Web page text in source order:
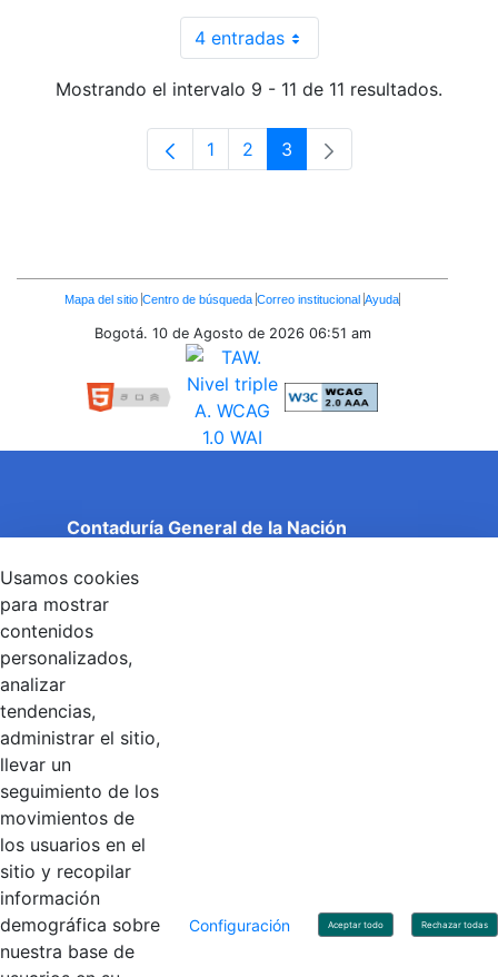
4 entradasPor página
Mostrando el intervalo 9 - 11 de 11 resultados.
Página
1 Página
2 Página
3
Enlaces
Inferiores
Mapa del sitio Centro de búsqueda Correo institucional Ayuda
Bogotá. 10 de Agosto de 2026 06:51 am
Contaduría General de la Nación
Entidad adscrita al Ministerio de Hacienda y Crédito
Público
Dirección: Calle 26 No 69 - 76, Edificio Elemento
Torre 1 (Aire) - Piso 15, Bogotá D.C., Colombia
Código Postal: 111071
Linkedin
Contacto
Línea de servicio al ciudadano: +57(601) 492 64 00
Correo Institucional:
Correo de notificaciones judiciales:
notificacionjudicial@contaduria.gov.co
Correo de Asuntos disciplinarios:
Usamos cookies
para mostrar
contenidos
personalizados,
analizar
tendencias,
administrar el sitio,
llevar un
seguimiento de los
movimientos de
los usuarios en el
sitio y recopilar
información
demográfica sobre
nuestra base de
Configuración Aceptar todo Rechazar todas